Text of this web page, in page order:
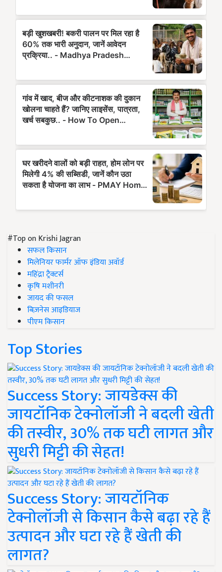
#Top on Krishi Jagran
सफल किसान
मिलेनियर फार्मर ऑफ इंडिया अवॉर्ड
महिंद्रा ट्रैक्टर्स
कृषि मशीनरी
जायद की फसल
बिज़नेस आइडियाज
पीएम किसान
Top Stories
Success Story: जायडेक्स की
जायटॉनिक टेक्नोलॉजी ने बदली खेती
की तस्वीर, 30% तक घटी लागत और
सुधरी मिट्टी की सेहत!
Success Story: जायटॉनिक
टेक्नोलॉजी से किसान कैसे बढ़ा रहे हैं
उत्पादन और घटा रहे हैं खेती की
लागत?